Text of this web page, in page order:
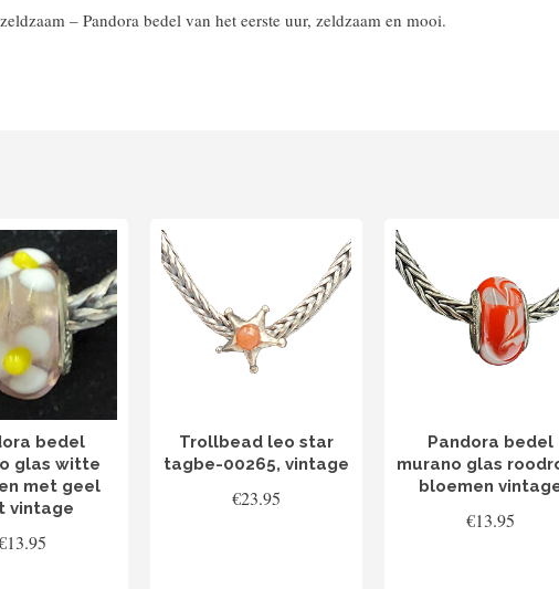
– Pandora bedel van het eerste uur, zeldzaam en mooi.
bedel
glas witte
met geel
vintage
13.95
Trollbead leo star
tagbe-00265, vintage
€23.95
Pandora bedel
murano glas
bloemen
€13.95